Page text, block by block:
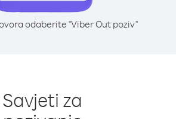
odaberite "Viber Out poziv"
Savjeti za